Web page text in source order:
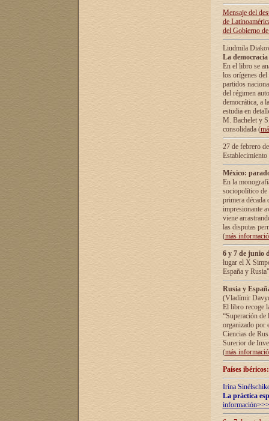
Mensaje del
de
del Gobierno
Liudmila
La
En el libro se
los orígenes
partidos
del régimen
democrática, а
estudia en
М. Bachelet у
consolidada (
27 de febrero
México:
En la
sociopolítico de
primera década
impresionante
viene
las disputas
(más
6 y 7 de junio
lugar el X
España y
Rusia y
(Vladímir
El libro recoge
“Superación
organizado por
Ciencias de
Surerior de
(más
Países
Irina
La práctica
información>>>